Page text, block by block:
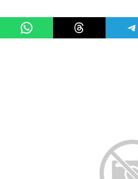
Share on WhatsApp
Share on